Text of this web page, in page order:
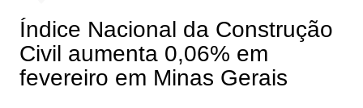
Índice Nacional da Construção
Civil aumenta 0,06% em
fevereiro em Minas Gerais